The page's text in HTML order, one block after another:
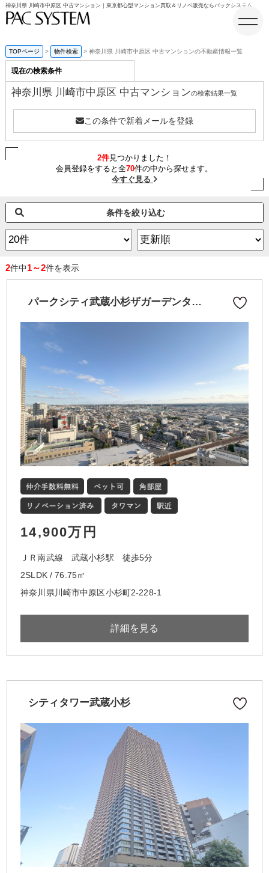
神奈川県 川崎市中原区 中古マンション｜東京都心型マンション買取＆リノベ販売ならパックシステム
TOPページ 物件検索 神奈川県 川崎市中原区 中古マンションの不動産情報一覧
現在の検索条件
神奈川県 川崎市中原区 中古マンションの検索結果一覧
この条件で新着メールを登録
2件見つかりました！
会員登録をすると全70件の中から探せます。
今すぐ見る
条件を絞り込む
2件中1～2件を表示
パークシティ武蔵小杉ザガーデンタワ
ーウエスト
14,900万円
ＪＲ南武線 武蔵小杉駅 徒歩5分
2SLDK / 76.75㎡
神奈川県川崎市中原区小杉町2-228-1
詳細を見る
シティタワー武蔵小杉